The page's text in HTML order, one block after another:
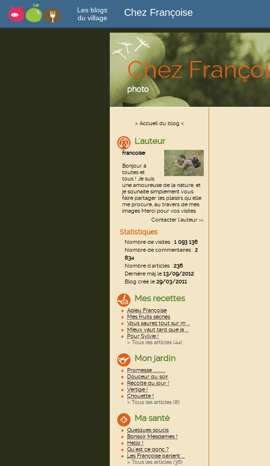
Les blogs
du village
Chez Françoise
Chez
photo
> Accueil du blog <
L'auteur
francoise
Bonjour à
toutes et
tous ! Je suis
une amoureuse de la nature, et
je souhaite simplement vous
faire partager les plaisirs qu'elle
me procure, au travers de mes
images Merci pour vos visites
Contacter l'auteur >>
Statistiques
Nombre de visites : 1 093 136
Nombre de commentaires : 2
834
Nombre d'articles : 236
Dernière màj le13/09/2012
Blog créé le29/03/2011
Mes recettes
Adieu Françoise
Mes fruits séchés
Vous saurez tout sur m ...
Mieux vaut tard que ja ...
Pour Sylvie !
> Tous les articles (44)
Mon jardin
Promesse ............
Douceur du soir
Récolte du jour !
Vertige !
Chouette !
> Tous les articles (8)
Ma santé
Quelques soucis
Bonsoir Mesdames !
Hello !
Qu'est ce donc ?
Les Françoise parlent ...
> Tous les articles (36)